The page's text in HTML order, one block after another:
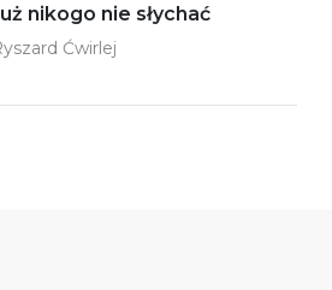
nikogo nie słychać
Ćwirlej